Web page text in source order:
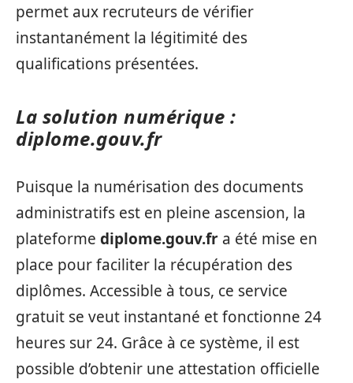
permet aux recruteurs de vérifier
instantanément la légitimité des
qualifications présentées.
La solution numérique :
diplome.gouv.fr
Puisque la numérisation des documents
administratifs est en pleine ascension, la
plateforme diplome.gouv.fr a été mise en
place pour faciliter la récupération des
diplômes. Accessible à tous, ce service
gratuit se veut instantané et fonctionne 24
heures sur 24. Grâce à ce système, il est
possible d’obtenir une attestation officielle